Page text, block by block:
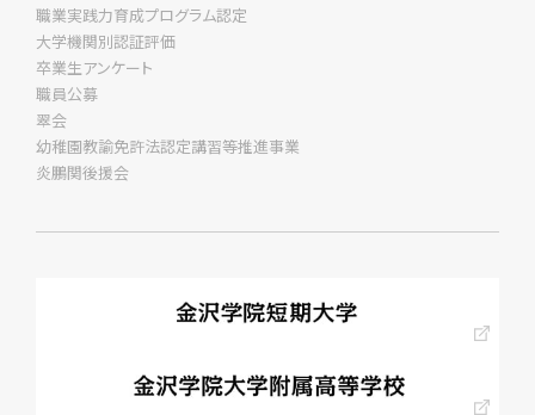
職業実践力育成プログラム認定
大学機関別認証評価
卒業生アンケート
職員公募
翠会
幼稚園教諭免許法認定講習等推進事業
炎鵬関後援会